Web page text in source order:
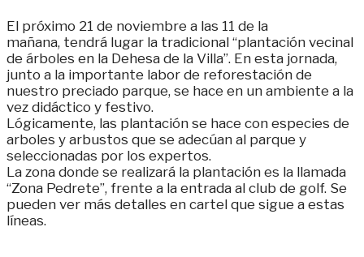
El próximo 21 de noviembre a las 11 de la
mañana, tendrá lugar la tradicional “plantación vecinal
de árboles en la Dehesa de la Villa”. En esta jornada,
junto a la importante labor de reforestación de
nuestro preciado parque, se hace en un ambiente a la
vez didáctico y festivo.
Lógicamente, las plantación se hace con especies de
arboles y arbustos que se adecúan al parque y
seleccionadas por los expertos.
La zona donde se realizará la plantación es la llamada
“Zona Pedrete”, frente a la entrada al club de golf. Se
pueden ver más detalles en cartel que sigue a estas
líneas.